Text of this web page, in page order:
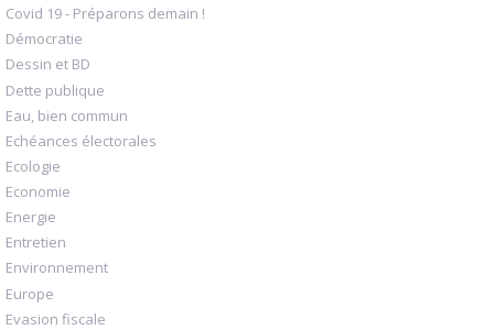
Covid 19 - Préparons demain !
Démocratie
Dessin et BD
Dette publique
Eau, bien commun
Echéances électorales
Ecologie
Economie
Energie
Entretien
Environnement
Europe
Evasion fiscale